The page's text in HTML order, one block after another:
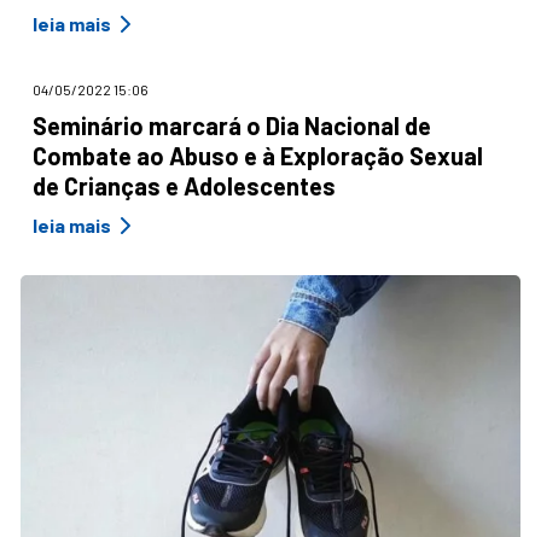
leia mais
04/05/2022 15:06
Seminário marcará o Dia Nacional de
Combate ao Abuso e à Exploração Sexual
de Crianças e Adolescentes
leia mais